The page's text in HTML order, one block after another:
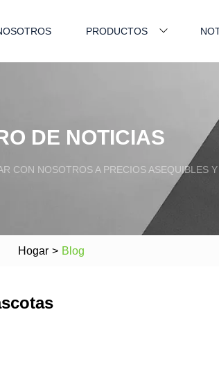
PRODUCTOS
DE NOTICIAS
CON NOSOTROS A PRECIOS ASEQUIBLES
Hogar > Blog